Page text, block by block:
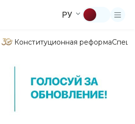
РУ
Конституционная реформа